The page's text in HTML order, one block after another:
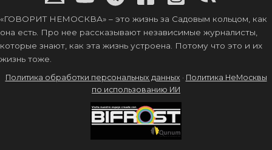
«ГОВОРИТ НЕМОСКВА» – это жизнь за Садовым кольцом, как
она есть. Про нее рассказывают независимые журналисты,
которые знают, как эта жизнь устроена. Потому что это и их
жизнь тоже.
Политика обработки персональных данных · Политика НеМосквы
по использованию ИИ